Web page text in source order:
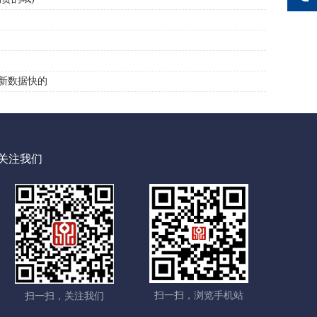
数据快的
注我们
扫一扫，关注我们 扫一扫，浏览手机站